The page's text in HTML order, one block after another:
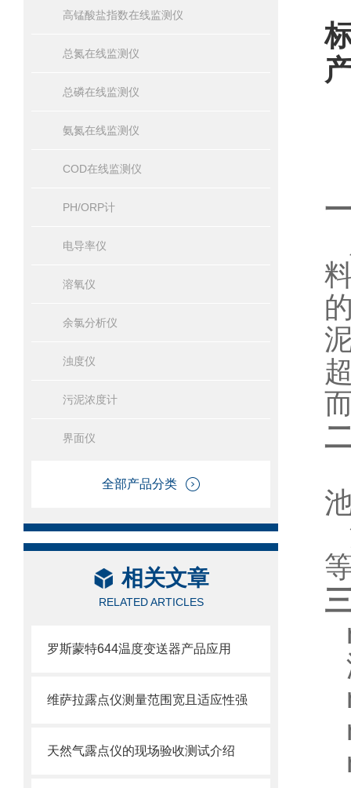
高锰酸盐指数在线监测仪
总氮在线监测仪
总磷在线监测仪
氨氮在线监测仪
COD在线监测仪
PH/ORP计
电导率仪
溶氧仪
余氯分析仪
浊度仪
污泥浓度计
界面仪
全部产品分类
相关文章
RELATED ARTICLES
罗斯蒙特644温度变送器产品应用
维萨拉露点仪测量范围宽且适应性强
天然气露点仪的现场验收测试介绍